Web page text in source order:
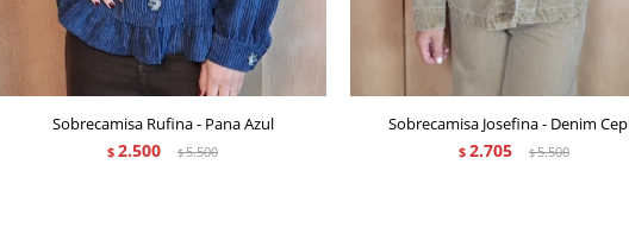
Sobrecamisa Rufina - Pana Azul
$ 2.500 $5.500
Sobrecamisa Josefina - Denim
$ 2.705 $5.500